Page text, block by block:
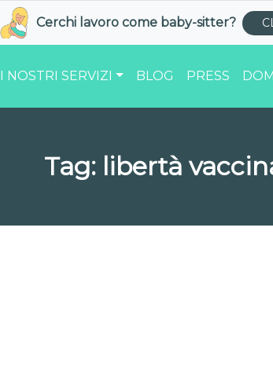
Cerchi lavoro come baby-sitter?
I NOSTRI SERVIZI BLOG PRESS
Tag: libertà